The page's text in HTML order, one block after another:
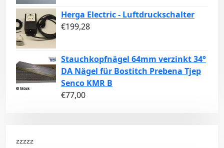
Herga Electric - Luftdruckschalter
€199,28
Stauchkopfnägel 64mm verzinkt 34°
DA Nägel für Bostitch Prebena Tjep
Senco KMR B
€77,00
zzzzz